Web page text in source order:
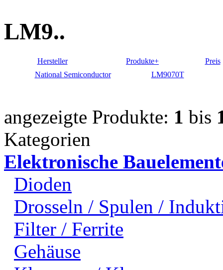
LM9..
Hersteller Produkte+
Preis
National Semiconductor
LM9070T
angezeigte Produkte: 1 bis
Kategorien
Elektronische
Dioden
Drosseln / Spulen /
Filter / Ferrite
Gehäuse